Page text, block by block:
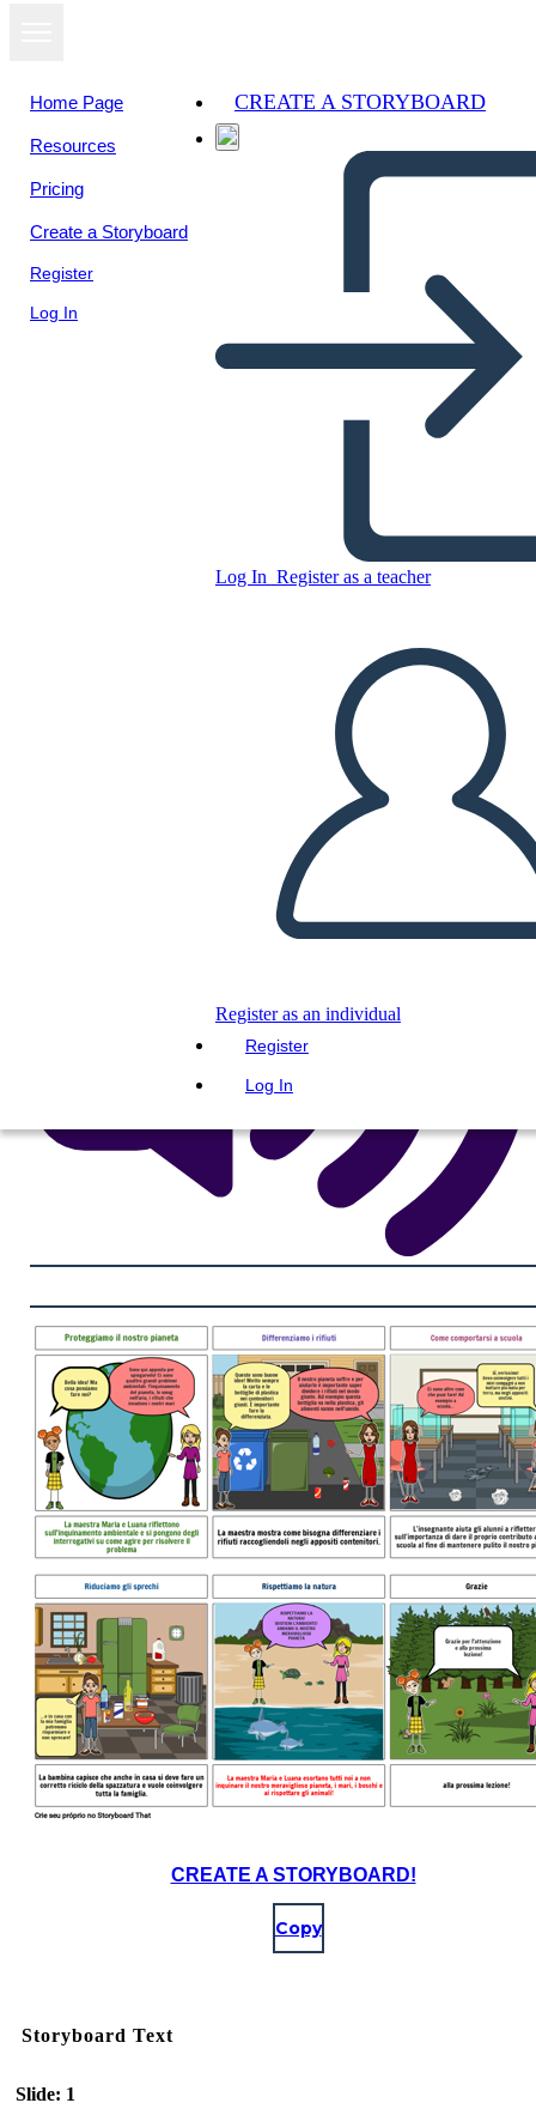
Home Page
Resources
Pricing
Create a Storyboard
Register
Log In
CREATE A STORYBOARD
Log In Register as a teacher
Register as an individual
Register
Log In
Raccolta differenziata
CREATE A STORYBOARD
PLAY SLIDESHOW
READ TO ME
View as
slideshow
CREATE A STORYBOARD!
Copy
Storyboard Text
Slide: 1